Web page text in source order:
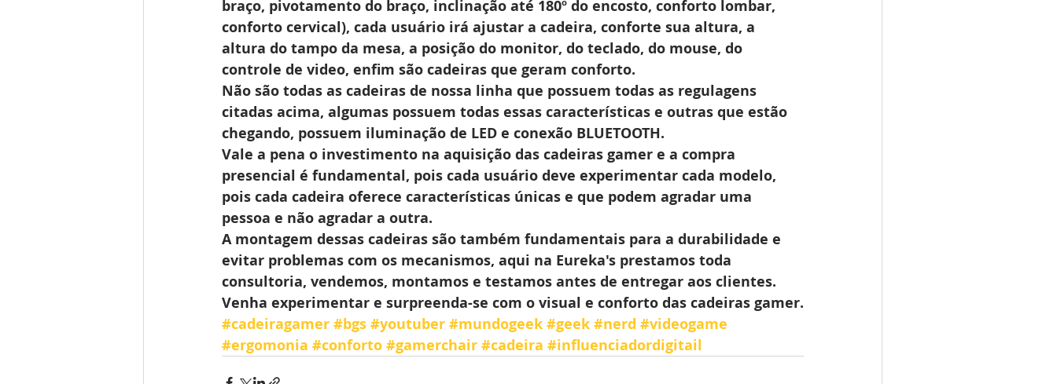
braço, pivotamento do braço, inclinação até 180º do encosto, conforto lombar,
conforto cervical), cada usuário irá ajustar a cadeira, conforte sua altura, a
altura do tampo da mesa, a posição do monitor, do teclado, do mouse, do
controle de video, enfim são cadeiras que geram conforto.
Não são todas as cadeiras de nossa linha que possuem todas as regulagens
citadas acima, algumas possuem todas essas características e outras que estão
chegando, possuem iluminação de LED e conexão BLUETOOTH.
Vale a pena o investimento na aquisição das cadeiras gamer e a compra
presencial é fundamental, pois cada usuário deve experimentar cada modelo,
pois cada cadeira oferece características únicas e que podem agradar uma
pessoa e não agradar a outra.
A montagem dessas cadeiras são também fundamentais para a durabilidade e
evitar problemas com os mecanismos, aqui na Eureka's prestamos toda
consultoria, vendemos, montamos e testamos antes de entregar aos clientes.
Venha experimentar e surpreenda-se com o visual e conforto das cadeiras gamer.
#cadeiragamer #bgs #youtuber #mundogeek #geek #nerd #videogame
#ergomonia #conforto #gamerchair #cadeira #influenciadordigitail